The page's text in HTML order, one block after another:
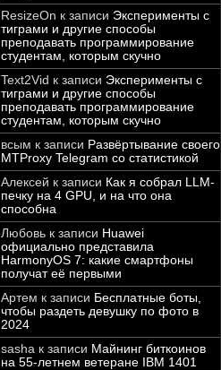
ResizeOn к записи Эксперименты с
тиграми и другие способы
преподавать программирование
студентам, которым скучно
Text2Vid к записи Эксперименты с
тиграми и другие способы
преподавать программирование
студентам, которым скучно
всым к записи Развёртывание своего
MTProxy Telegram со статистикой
Алексей к записи Как я собрал LLM-
печку на 4 GPU, и на что она
способна
Любовь к записи Huawei
официально представила
HarmonyOS 7: какие смартфоны
получат её первыми
Артем к записи Бесплатные боты,
чтобы раздеть девушку по фото в
2024
sasha к записи Майнинг биткоинов
на 55-летнем ветеране IBM 1401